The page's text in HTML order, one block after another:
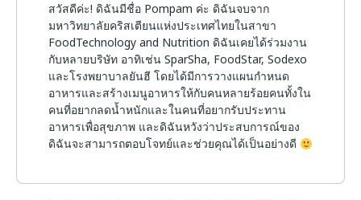
สวัสดีค่ะ! ดิฉันมีชื่อ Pompam ค่ะ ดิฉันจบจาก
มหาวิทยาลัยคริสเตียนแห่งประเทศไทยในสาขา
FoodTechnology and Nutrition ดิฉันเคยได้ร่วมงาน
กับหลายบริษัท อาทิเช่น SparSha, FoodStar, Sodexo
และโรงพยาบาลยันฮี โดยได้มีการวางแผนกำหนด
อาหารและสร้างเมนูอาหารให้กับคนหลายร้อยคนทั้งใน
คนที่อยากลดน้ำหนักและในคนที่อยากรับประทาน
อาหารเพื่อสุขภาพ และดิฉันหวังว่าประสบการณ์ของ
ดิฉันจะสามารถตอบโจทย์และช่วยคุณได้เป็นอย่างดี